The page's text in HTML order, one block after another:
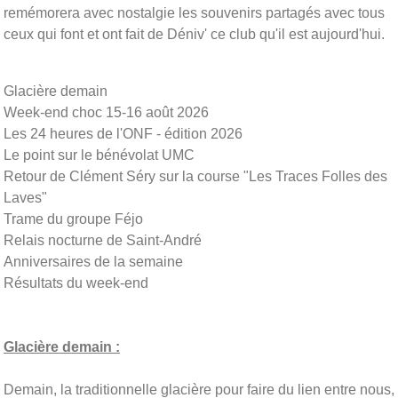
remémorera avec nostalgie les souvenirs partagés avec tous
ceux qui font et ont fait de Déniv' ce club qu'il est aujourd'hui.
Glacière demain
Week-end choc 15-16 août 2026
Les 24 heures de l'ONF - édition 2026
Le point sur le bénévolat UMC
Retour de Clément Séry sur la course "Les Traces Folles des
Laves"
Trame du groupe Féjo
Relais nocturne de Saint-André
Anniversaires de la semaine
Résultats du week-end
Glacière demain :
Demain, la traditionnelle glacière pour faire du lien entre nous,